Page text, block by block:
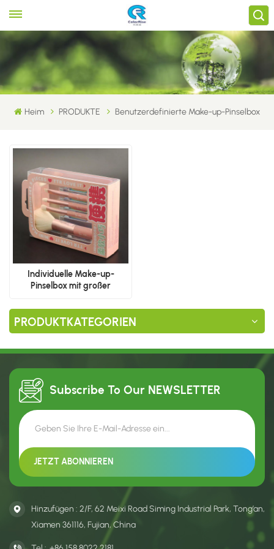
Heim PRODUKTE Benutzerdefinierte Make-up-Pinselbox
Individuelle Make-up-
Pinselbox mit großer
PRODUKTKATEGORIEN
Subscribe To Our NEWSLETTER
Hinzufügen : 2/F, 62 Meixi Road Siming Industrial Park, Tong’an,
Xiamen 361116, Fujian, China